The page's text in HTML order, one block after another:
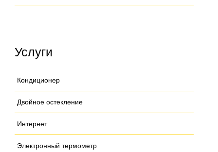
Услуги
Кондиционер
Двойное остекление
Интернет
Электронный термометр